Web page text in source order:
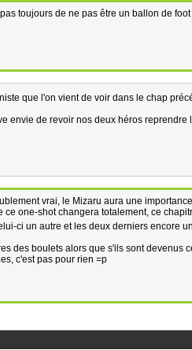
toujours de ne pas être un ballon de
que l'on vient de voir dans le chap
envie de revoir nos deux héros reprendre
vrai, le Mizaru aura une
one-shot changera totalement, ce
ci un autre et les deux derniers encore
des boulets alors que s'ils sont devenus
c'est pas pour rien =p